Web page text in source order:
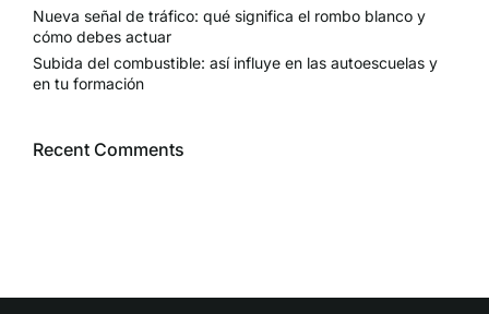
Nueva señal de tráfico: qué significa el rombo blanco y
cómo debes actuar
Subida del combustible: así influye en las autoescuelas y
en tu formación
Recent Comments